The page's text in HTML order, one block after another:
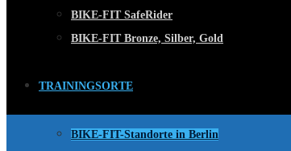
BIKE-FIT SafeRider
BIKE-FIT Bronze, Silber, Gold
TRAININGSORTE
BIKE-FIT-Standorte in Berlin